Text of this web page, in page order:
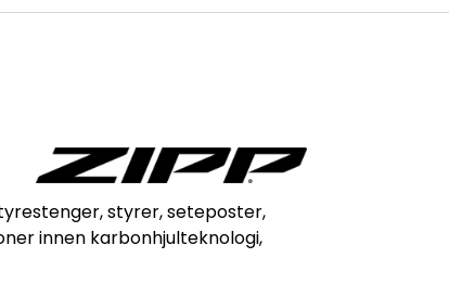
styrer, seteposter,
innen karbonhjulteknologi,